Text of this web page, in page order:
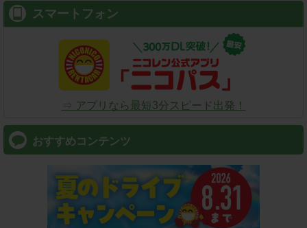
スマートフォン
⇒ アプリなら最短3分スピード出発！
おすすめコンテンツ